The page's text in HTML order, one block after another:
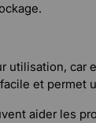
utilisation,
et
aider les